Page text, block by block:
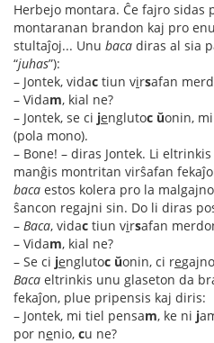
Herbejo montara. Ĉe fajro sidas
montaranan brandon kaj pro
stultaĵoj... Unu baca diras al sia
“juhas”):
– Jontek, vidac tiun virsafan
– Vidam, kial ne?
– Jontek, se ci jenglutoc ŭonin,
(pola mono).
– Bone! – diras Jontek. Li
manĝis montritan virŝafan
baca estos kolera pro la
ŝancon regajni sin. Do li diras
– Baca, vidac tiun virsafan
– Vidam, kial ne?
– Se ci jenglutoc ŭonin, ci regajno
Baca eltrinkis unu glaseton da
fekaĵon, plue pripensis kaj diris:
– Jontek, mi tiel pensam, ke ni j
por nenio, cu ne?